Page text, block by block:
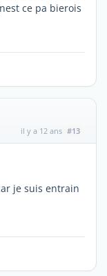
ce pa bierois
il y a 12 ans #13
je suis entrain